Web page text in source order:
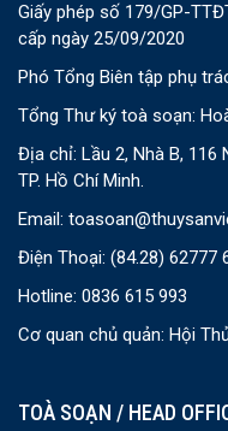
Giấy phép số 179/GP-
cấp ngày 25/09/2020
Phó Tổng Biên tập phụ
Tổng Thư ký toà soạn:
Địa chỉ: Lầu 2, Nhà B, 116
TP. Hồ Chí Minh.
Email:
Điện Thoại: (84.28) 62777
Hotline: 0836 615 993
Cơ quan chủ quản: Hội
TOÀ SOẠN / HEAD